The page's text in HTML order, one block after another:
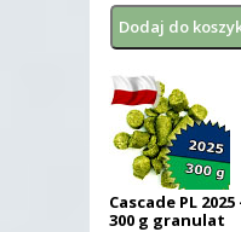
Cascade PL 2025
300 g granulat